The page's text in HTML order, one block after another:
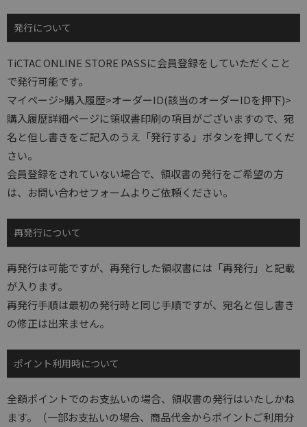
発行について
TiCTAC ONLINE STORE PASSに会員登録をしていただくこと
で発行可能です。
マイページ>購入履歴>オーダーID(該当のオーダーIDを押下)>
購入履歴詳細ページに領収書印刷の項目がございますので、宛
名と但し書きをご記入のうえ「発行する」ボタンを押してくだ
さい。
会員登録をされていない場合で、領収書の発行をご希望の方
は、お問い合わせフォームよりご依頼ください。
再発行について
再発行は可能ですが、再発行した領収書には「再発行」と記載
が入ります。
再発行手順は最初の発行時と同じ手順ですが、宛名と但し書き
の修正は出来ません。
ポイント利用時について
全額ポイントでのお支払いの場合、領収書の発行はいたしかね
ます。（一部お支払いの場合、商品代金からポイントご利用分